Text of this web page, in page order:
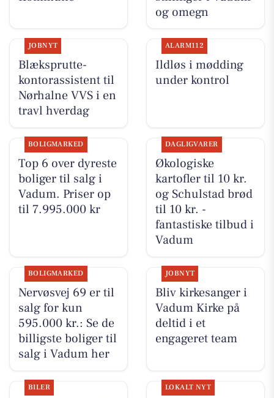
og omegn
JOBNYT
Blæksprutte-
kontorassistent til
Nørhalne VVS i en
travl hverdag
ALARM112
Ildløs i mødding
under kontrol
BOLIGMARKED
Top 6 over dyreste
boliger til salg i
Vadum. Priser op
til 7.995.000 kr
DAGLIGVARER
Økologiske
kartofler til 10 kr.
og Schulstad brød
til 10 kr. -
fantastiske tilbud i
Vadum
BOLIGMARKED
Nervøsvej 69 er til
salg for kun
595.000 kr.: Se de
billigste boliger til
salg i Vadum her
JOBNYT
Bliv kirkesanger i
Vadum Kirke på
deltid i et
engageret team
BILER LOKALT NYT